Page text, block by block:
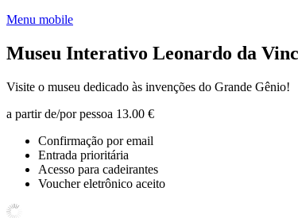
Menu mobile
Museu Interativo Leonardo da
Visite o museu dedicado às invenções do Grande Gênio!
a partir de/por pessoa 13.00 €
Confirmação por email
Entrada prioritária
Acesso para cadeirantes
Voucher eletrônico aceito